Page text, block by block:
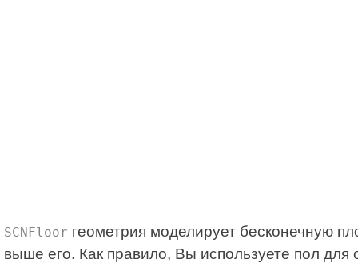
SCNFloor геометрия моделирует бесконечную
выше его. Как правило, Вы используете пол